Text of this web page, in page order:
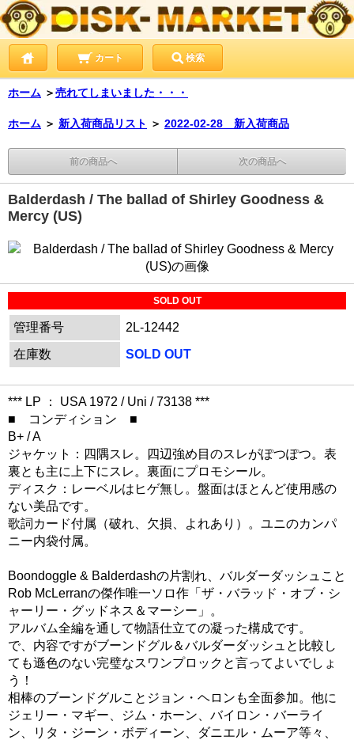
カート 検索
ホーム ＞売れてしまいました・・・
ホーム ＞ 新入荷商品リスト ＞ 2022-02-28 新入荷商品
前の商品へ 次の商品へ
Balderdash / The ballad of Shirley Goodness &
Mercy (US)
SOLD OUT
管理番号
2L-12442
在庫数
SOLD OUT
*** LP ： USA 1972 / Uni / 73138 ***
■ コンディション ■
B+ / A
ジャケット：四隅スレ。四辺強め目のスレがぽつぽつ。表
裏とも主に上下にスレ。裏面にプロモシール。
ディスク：レーベルはヒゲ無し。盤面はほとんど使用感の
ない美品です。
歌詞カード付属（破れ、欠損、よれあり）。ユニのカンパ
ニー内袋付属。
Boondoggle & Balderdashの片割れ、バルダーダッシュこと
Rob McLerranの傑作唯一ソロ作「ザ・バラッド・オブ・シ
ャーリー・グッドネス＆マーシー」。
アルバム全編を通して物語仕立ての凝った構成です。
で、内容ですがブーンドグル＆バルダーダッシュと比較し
ても遜色のない完璧なスワンプロックと言ってよいでしょ
う！
相棒のブーンドグルことジョン・ヘロンも全面参加。他に
ジェリー・マギー、ジム・ホーン、バイロン・バーライ
ン、リタ・ジーン・ボディーン、ダニエル・ムーア等々、